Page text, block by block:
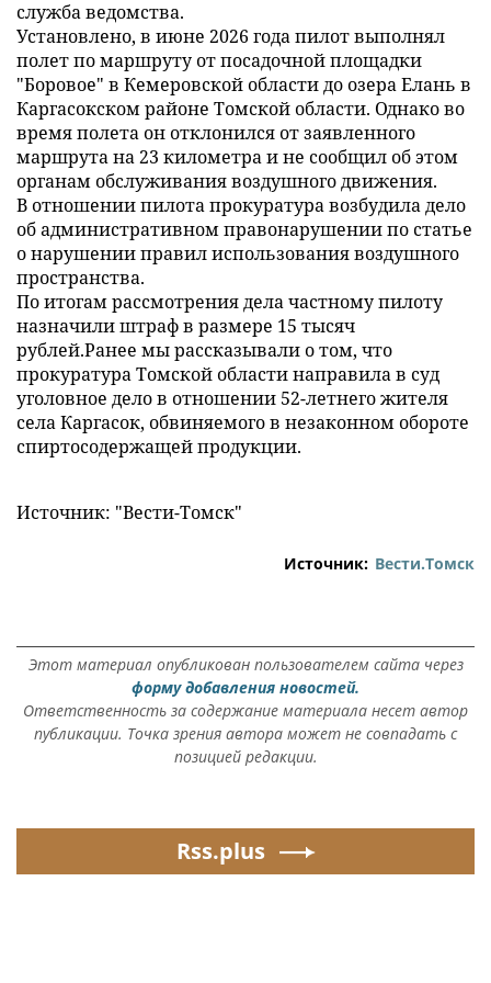
служба ведомства.
Установлено, в июне 2026 года пилот выполнял
полет по маршруту от посадочной площадки
"Боровое" в Кемеровской области до озера Елань в
Каргасокском районе Томской области. Однако во
время полета он отклонился от заявленного
маршрута на 23 километра и не сообщил об этом
органам обслуживания воздушного движения.
В отношении пилота прокуратура возбудила дело
об административном правонарушении по статье
о нарушении правил использования воздушного
пространства.
По итогам рассмотрения дела частному пилоту
назначили штраф в размере 15 тысяч
рублей.Ранее мы рассказывали о том, что
прокуратура Томской области направила в суд
уголовное дело в отношении 52-летнего жителя
села Каргасок, обвиняемого в незаконном обороте
спиртосодержащей продукции.
Источник: "Вести-Томск"
Источник: Вести.Томск
Этот материал опубликован пользователем сайта через
форму добавления новостей.
Ответственность за содержание материала несет автор
публикации. Точка зрения автора может не совпадать с
позицией редакции.
Rss.plus